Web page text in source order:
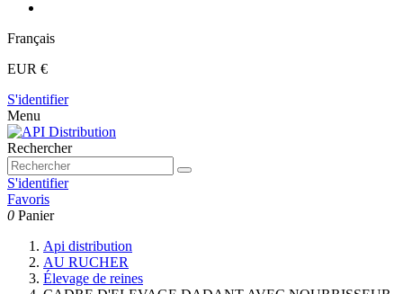
Français
EUR €
S'identifier
Menu
Rechercher
S'identifier
Favoris
0 Panier
Api distribution
AU RUCHER
Élevage de reines